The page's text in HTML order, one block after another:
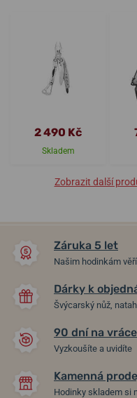
2 490 Kč
Skladem
Zobrazit další
Záruka 5 let
Našim hodinkám
Dárky k
Švýcarský nůž,
90 dní na
Vyzkoušíte a uvidíte
Kamenná
Hodinky skladem si